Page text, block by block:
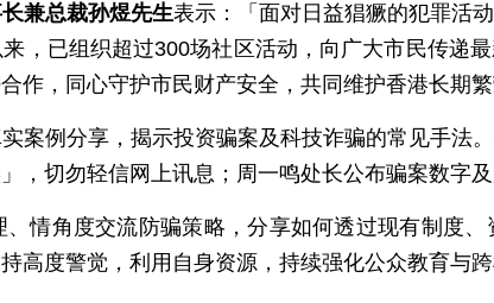
兼总裁孙煜先生表示：「面对日益猖獗的犯罪活
，已组织超过300场社区活动，向广大市民传递
作，同心守护市民财产安全，共同维护香港长期繁
案例分享，揭示投资骗案及科技诈骗的常见手法
，切勿轻信网上讯息；周一鸣处长公布骗案数字
情角度交流防骗策略，分享如何透过现有制度
高度警觉，利用自身资源，持续强化公众教育与跨